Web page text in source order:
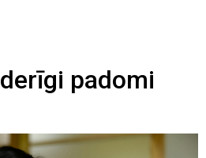
padomi